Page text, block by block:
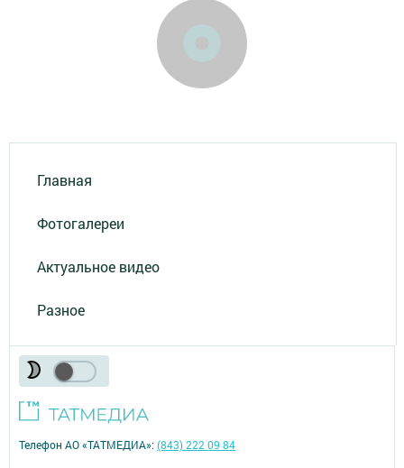
Главная
Фотогалереи
Актуальное видео
Разное
Телефон АО «ТАТМЕДИА»:(843) 222 09 84